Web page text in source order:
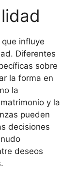
influye
Diferentes
sobre
la forma en
la
y la
pueden
decisiones
deseos